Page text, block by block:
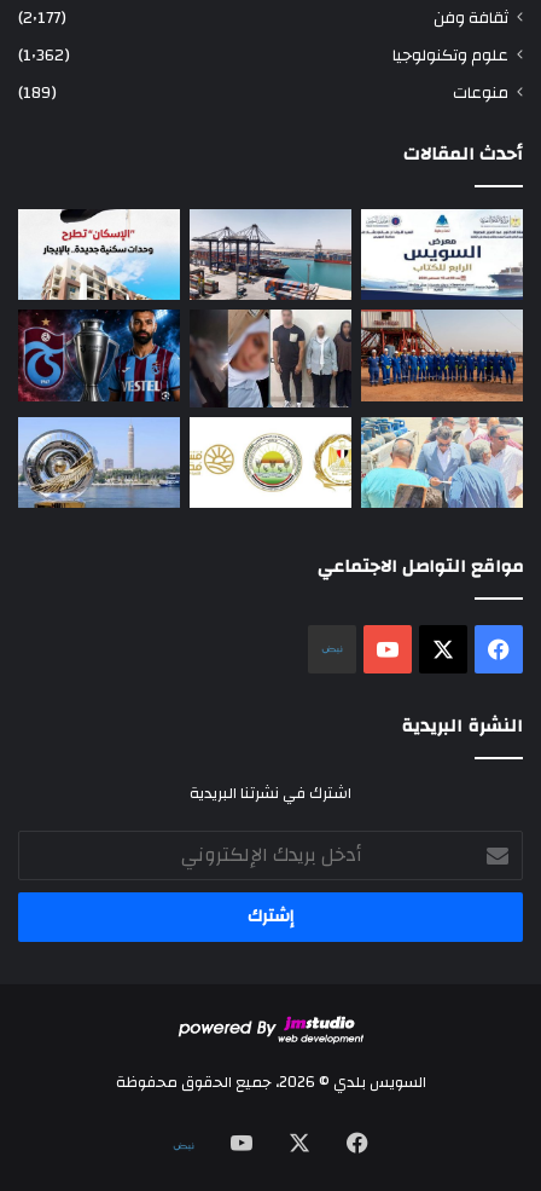
ثقافة وفن
(2٬177)
علوم وتكنولوجيا
(1٬362)
منوعات
(189)
أحدث المقالات
مواقع التواصل الاجتماعي
فيسبوك ‫YouTube
النشرة البريدية
اشترك في نشرتنا البريدية
أدخل
بريدك
الإلكتروني
السويس بلدي © 2026، جميع الحقوق محفوظة
فيسبوك ‫YouTube